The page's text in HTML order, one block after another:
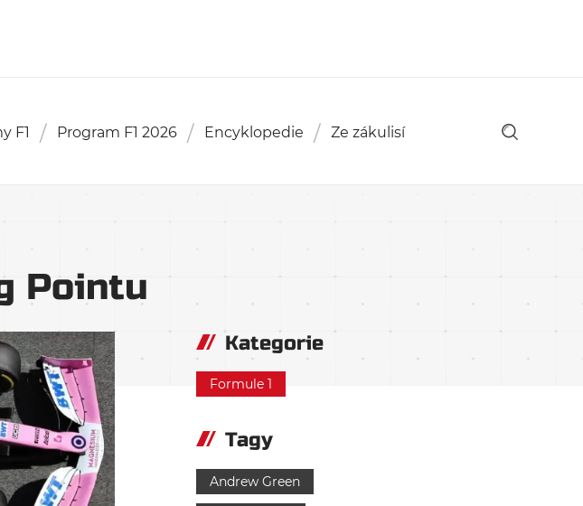
F1 Program F1 2026 Encyklopedie Ze zákulisí
Pointu
Kategorie
Formule 1
Tagy
Andrew Green